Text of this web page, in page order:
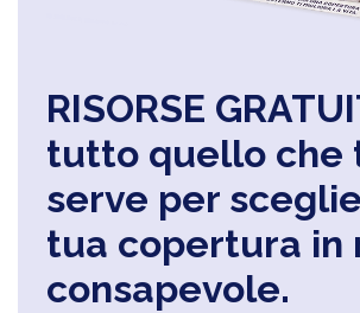
RISORSE
tutto quello che
serve per
tua copertura in
consapevole.